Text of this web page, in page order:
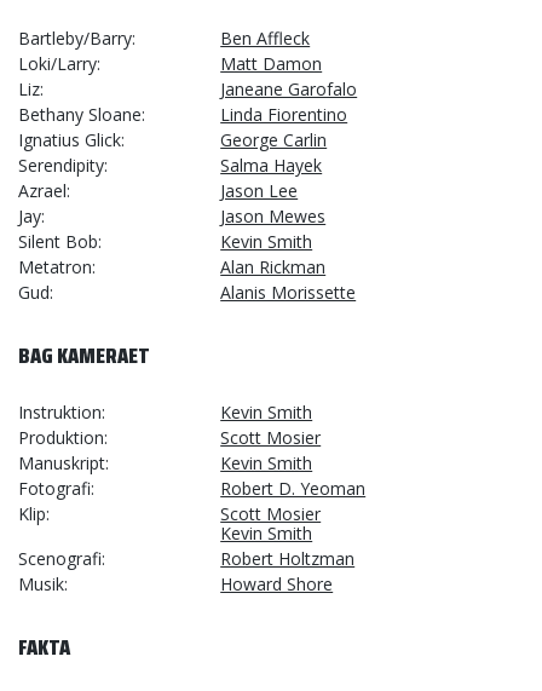
Bartleby/Barry
Ben Affleck
Loki/Larry
Matt Damon
Liz
Janeane Garofalo
Bethany Sloane
Linda Fiorentino
Ignatius Glick
George Carlin
Serendipity
Salma Hayek
Azrael
Jason Lee
Jay
Jason Mewes
Silent Bob
Kevin Smith
Metatron
Alan Rickman
Gud
Alanis Morissette
BAG KAMERAET
Instruktion
Kevin Smith
Produktion
Scott Mosier
Manuskript
Kevin Smith
Fotografi
Robert D. Yeoman
Klip
Scott Mosier
Kevin Smith
Scenografi
Robert Holtzman
Musik
Howard Shore
FAKTA